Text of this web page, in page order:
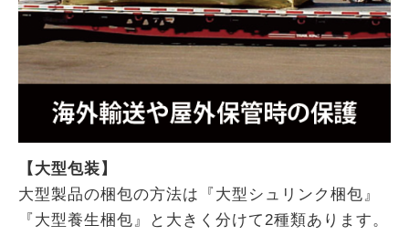
【大型包装】
大型製品の梱包の方法は『大型シュリンク梱包』
『大型養生梱包』と大きく分けて2種類あります。